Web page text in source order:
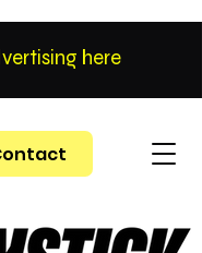
here